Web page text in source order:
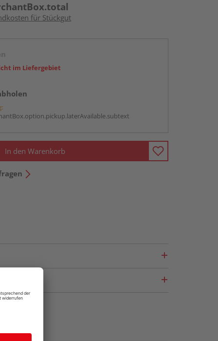
für Stückgut
im Liefergebiet
In den Warenkorb